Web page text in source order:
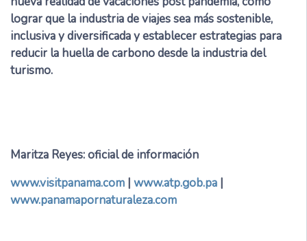
lograr que la industria de viajes sea más sostenible,
inclusiva y diversificada y establecer estrategias para
reducir la huella de carbono desde la industria del
turismo.
Maritza Reyes: oficial de información
www.visitpanama.com | www.atp.gob.pa |
www.panamapornaturaleza.com